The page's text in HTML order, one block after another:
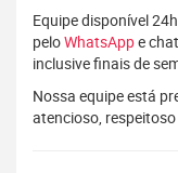
Equipe disponível
peloWhatsAppe
inclusive finais de
Nossa equipe está
atencioso,